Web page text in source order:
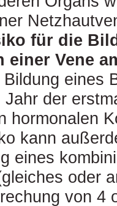
für die
Vene
eines
der
hormonalen
kann
eines
oder
von 4